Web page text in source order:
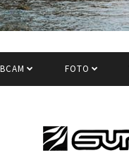
FOTO